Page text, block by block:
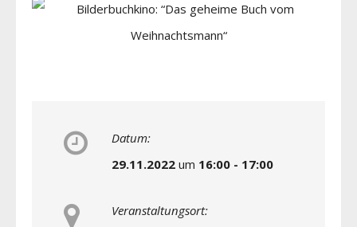
Datum:
29.11.2022 um 16:00 - 17:00
Veranstaltungsort: